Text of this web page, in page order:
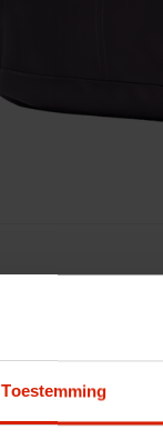
Toestemming